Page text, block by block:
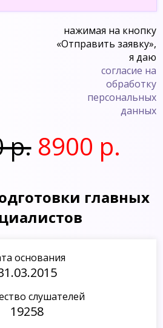
нажимая на кнопку
«Отправить заявку»,
я даю
согласие на
обработку
персональных
данных
р. 8900 р.
главных
основания
слушателей
19258